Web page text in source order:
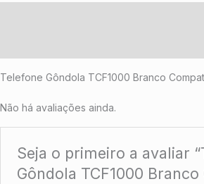
Telefone Gôndola TCF1000 Branco
Não há avaliações ainda.
Seja o primeiro a avaliar
Gôndola TCF1000